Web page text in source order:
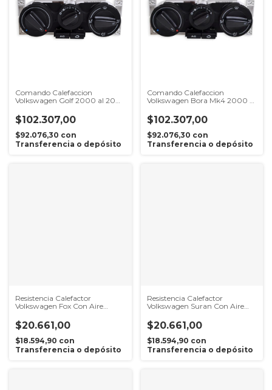
Comando Calefaccion
Volkswagen Golf 2000 al 2007
$102.307,00
$92.076,30 con
Transferencia o depósito
Comando Calefaccion
Volkswagen Bora Mk4 2000 al
$102.307,00
$92.076,30 con
Transferencia o depósito
Resistencia Calefactor
Volkswagen Fox Con Aire
$20.661,00
$18.594,90 con
Transferencia o depósito
Resistencia Calefactor
Volkswagen Suran Con Aire
$20.661,00
$18.594,90 con
Transferencia o depósito